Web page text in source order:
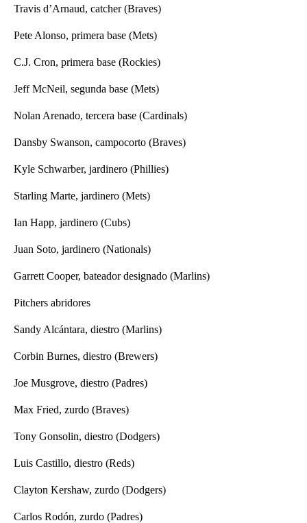
Travis d’Arnaud, catcher (Braves)
Pete Alonso, primera base (Mets)
C.J. Cron, primera base (Rockies)
Jeff McNeil, segunda base (Mets)
Nolan Arenado, tercera base (Cardinals)
Dansby Swanson, campocorto (Braves)
Kyle Schwarber, jardinero (Phillies)
Starling Marte, jardinero (Mets)
Ian Happ, jardinero (Cubs)
Juan Soto, jardinero (Nationals)
Garrett Cooper, bateador designado (Marlins)
Pitchers abridores
Sandy Alcántara, diestro (Marlins)
Corbin Burnes, diestro (Brewers)
Joe Musgrove, diestro (Padres)
Max Fried, zurdo (Braves)
Tony Gonsolin, diestro (Dodgers)
Luis Castillo, diestro (Reds)
Clayton Kershaw, zurdo (Dodgers)
Carlos Rodón, zurdo (Padres)